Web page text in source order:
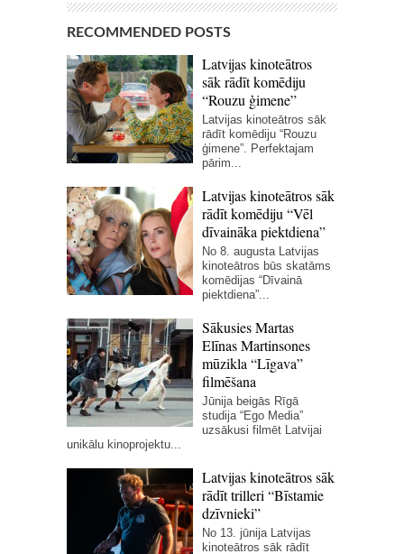
RECOMMENDED POSTS
Latvijas kinoteātros
sāk rādīt komēdiju
“Rouzu ģimene”
Latvijas kinoteātros sāk
rādīt komēdiju “Rouzu
ģimene”. Perfektajam
pārim...
Latvijas kinoteātros sāk
rādīt komēdiju “Vēl
dīvaināka piektdiena”
No 8. augusta Latvijas
kinoteātros būs skatāms
komēdijas “Dīvainā
piektdiena”...
Sākusies Martas
Elīnas Martinsones
mūzikla “Līgava”
filmēšana
Jūnija beigās Rīgā
studija “Ego Media”
uzsākusi filmēt Latvijai
unikālu kinoprojektu...
Latvijas kinoteātros sāk
rādīt trilleri “Bīstamie
dzīvnieki”
No 13. jūnija Latvijas
kinoteātros sāk rādīt